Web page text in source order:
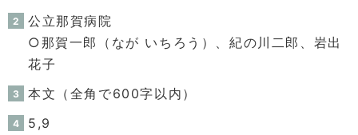
公立那賀病院
○那賀一郎（なが いちろう）、紀の川二郎、岩出
花子
本文（全角で600字以内）
5,9